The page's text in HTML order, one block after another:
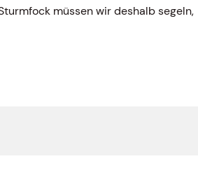
müssen wir deshalb segeln,